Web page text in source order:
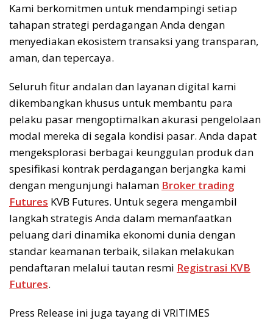
Kami berkomitmen untuk mendampingi setiap
tahapan strategi perdagangan Anda dengan
menyediakan ekosistem transaksi yang transparan,
aman, dan tepercaya.
Seluruh fitur andalan dan layanan digital kami
dikembangkan khusus untuk membantu para
pelaku pasar mengoptimalkan akurasi pengelolaan
modal mereka di segala kondisi pasar. Anda dapat
mengeksplorasi berbagai keunggulan produk dan
spesifikasi kontrak perdagangan berjangka kami
dengan mengunjungi halaman Broker trading
Futures KVB Futures. Untuk segera mengambil
langkah strategis Anda dalam memanfaatkan
peluang dari dinamika ekonomi dunia dengan
standar keamanan terbaik, silakan melakukan
pendaftaran melalui tautan resmi Registrasi KVB
Futures.
Press Release ini juga tayang di VRITIMES